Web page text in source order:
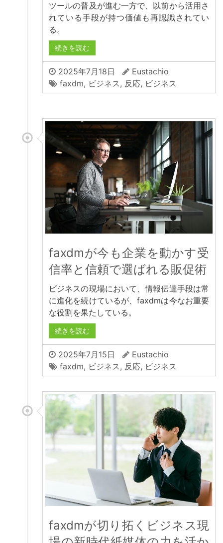
ツールの普及が進む一方で、以前から活用さ
れている手段が持つ価値も再認識されてい
る。
続きを読む
2025年7月18日
Eustachio
faxdm, ビジネス, 反応, ビジネス
faxdmが今も企業を動かす受
信率と信頼で選ばれる販促術
ビジネスの現場において、情報伝達手段は常
に進化を続けているが、faxdmは今なお重要
な役割を果たしている。
続きを読む
2025年7月15日
Eustachio
faxdm, ビジネス , 反応, ビジネス
faxdmが切り拓くビジネス現